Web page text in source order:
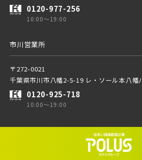
西武新宿線
その他鉄道
東京メトロ有楽町線
東京メトロ千代田線
0120-977-256
10:00～19:00
市川営業所
〒272-0021
千葉県市川市八幡2-5-19 レ・ソール本八幡
0120-925-718
10:00～19:00